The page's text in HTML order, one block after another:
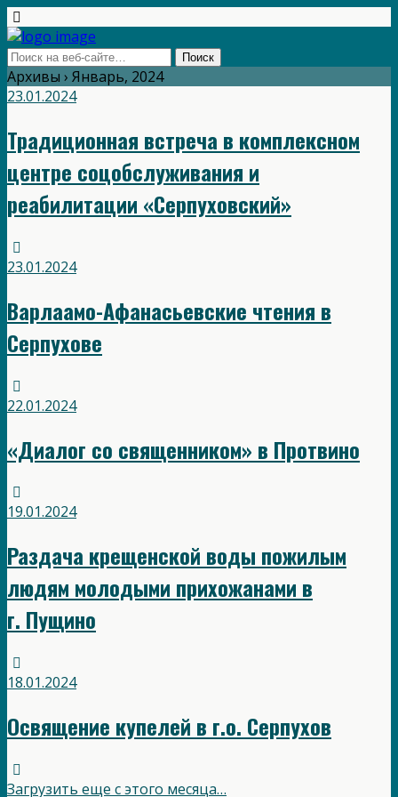
Архивы › Январь, 2024
23.01.2024
Традиционная встреча в комплексном
центре соцобслуживания и
реабилитации «Серпуховский»
23.01.2024
Варлаамо-Афанасьевские чтения в
Серпухове
22.01.2024
«Диалог со священником» в Протвино
19.01.2024
Раздача крещенской воды пожилым
людям молодыми прихожанами в
г. Пущино
18.01.2024
Освящение купелей в г.о. Серпухов
Загрузить еще с этого месяца…